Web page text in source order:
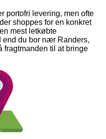
portofri levering, men ofte
shoppes for en konkret
mest letkøbte
end du bor nær Randers,
fragtmanden til at bringe